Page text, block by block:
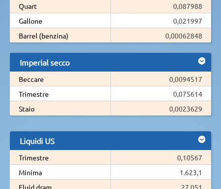
Quart
0,087988
Gallone
0,021997
Barrel (benzina)
0,00062848
Imperial secco
Beccare
0,0094517
Trimestre
0,075614
Staio
0,0023629
Liquidi US
Trimestre
0,10567
Minima
1.623,1
Fluid dram
27,051